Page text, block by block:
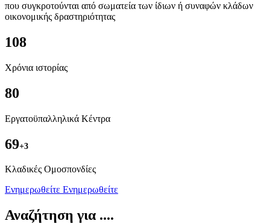
που συγκροτούνται από σωματεία των ίδιων ή συναφών κλάδων
οικονομικής δραστηριότητας
108
Χρόνια ιστορίας
80
Εργατοϋπαλληλικά Κέντρα
69+3
Kλαδικές Ομοσπονδίες
Ενημερωθείτε Ενημερωθείτε
Αναζήτηση για ....